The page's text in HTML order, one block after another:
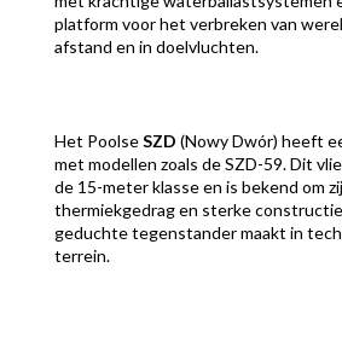
platform voor het verbreken van
afstand en in doelvluchten.
Het PoolseSZD (Nowy Dwór) heeft
met modellen zoals de SZD-59. Dit
de 15-meter klasse en is bekend om
thermiekgedrag en sterke
geduchte tegenstander maakt in
terrein.